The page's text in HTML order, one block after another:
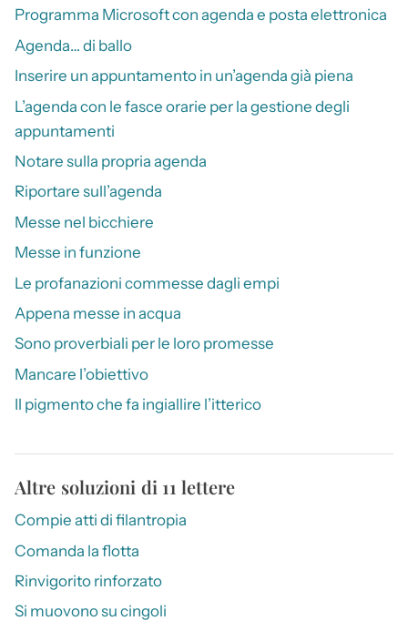
Programma Microsoft con agenda e posta elettronica
Agenda… di ballo
Inserire un appuntamento in un’agenda già piena
L’agenda con le fasce orarie per la gestione degli
appuntamenti
Notare sulla propria agenda
Riportare sull’agenda
Messe nel bicchiere
Messe in funzione
Le profanazioni commesse dagli empi
Appena messe in acqua
Sono proverbiali per le loro promesse
Mancare l’obiettivo
Il pigmento che fa ingiallire l’itterico
Altre soluzioni di 11 lettere
Compie atti di filantropia
Comanda la flotta
Rinvigorito rinforzato
Si muovono su cingoli